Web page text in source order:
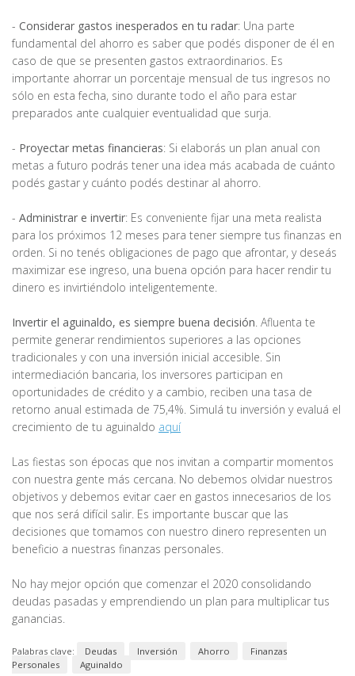
- Considerar gastos inesperados en tu radar: Una parte
fundamental del ahorro es saber que podés disponer de él en
caso de que se presenten gastos extraordinarios. Es
importante ahorrar un porcentaje mensual de tus ingresos no
sólo en esta fecha, sino durante todo el año para estar
preparados ante cualquier eventualidad que surja.
- Proyectar metas financieras: Si elaborás un plan anual con
metas a futuro podrás tener una idea más acabada de cuánto
podés gastar y cuánto podés destinar al ahorro.
- Administrar e invertir: Es conveniente fijar una meta realista
para los próximos 12 meses para tener siempre tus finanzas en
orden. Si no tenés obligaciones de pago que afrontar, y deseás
maximizar ese ingreso, una buena opción para hacer rendir tu
dinero es invirtiéndolo inteligentemente.
Invertir el aguinaldo, es siempre buena decisión. Afluenta te
permite generar rendimientos superiores a las opciones
tradicionales y con una inversión inicial accesible. Sin
intermediación bancaria, los inversores participan en
oportunidades de crédito y a cambio, reciben una tasa de
retorno anual estimada de 75,4%. Simulá tu inversión y evaluá el
crecimiento de tu aguinaldo aquí
Las fiestas son épocas que nos invitan a compartir momentos
con nuestra gente más cercana. No debemos olvidar nuestros
objetivos y debemos evitar caer en gastos innecesarios de los
que nos será difícil salir. Es importante buscar que las
decisiones que tomamos con nuestro dinero representen un
beneficio a nuestras finanzas personales.
No hay mejor opción que comenzar el 2020 consolidando
deudas pasadas y emprendiendo un plan para multiplicar tus
ganancias.
Palabras clave: Deudas Inversión Ahorro
Finanzas
Personales
Aguinaldo